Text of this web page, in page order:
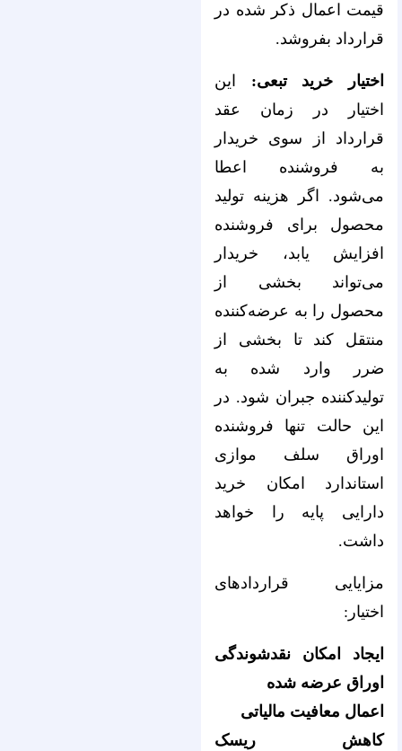
قیمت اعمال ذکر شده در
قرارداد بفروشد.
اختیار خرید تبعی: این
اختیار در زمان عقد
قرارداد از سوی خریدار
به فروشنده اعطا
می‌شود. اگر هزینه تولید
محصول برای فروشنده
افزایش یابد، خریدار
می‌‌‌‌‌‌‌‌‌‌‌‌‌‌‌‌‌‌‌‌‌‌‌‌‌‌‌‌‌‌‌‌‌‌‌‌‌‌‌‌‌‌‌‌‌‌‌‌‌‌‌‌‌‌‌‌‌‌‌‌‌‌‌‌تواند بخشی از
محصول را به عرضه‌کننده
منتقل کند تا بخشی از
ضرر وارد شده به
تولیدکننده جبران شود. در
این حالت تنها فروشنده
اوراق سلف موازی
استاندارد امکان خرید
دارایی پایه را خواهد
داشت.
مزایایی قراردادهای
اختیار:
ایجاد امکان نقدشوندگی
اوراق عرضه شده
اعمال معافیت مالیاتی
کاهش ریسک